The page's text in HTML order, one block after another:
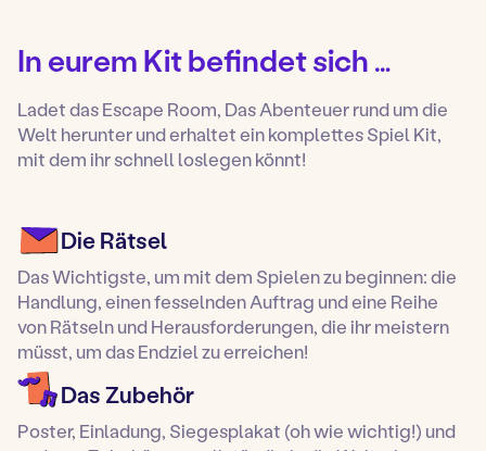
In eurem Kit befindet sich …
Ladet das Escape Room, Das Abenteuer rund um die
Welt herunter und erhaltet ein komplettes Spiel Kit,
mit dem ihr schnell loslegen könnt!
Die Rätsel
Das Wichtigste, um mit dem Spielen zu beginnen: die
Handlung, einen fesselnden Auftrag und eine Reihe
von Rätseln und Herausforderungen, die ihr meistern
müsst, um das Endziel zu erreichen!
Das Zubehör
Poster, Einladung, Siegesplakat (oh wie wichtig!) und